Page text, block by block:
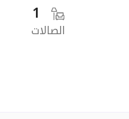
1
الصالات